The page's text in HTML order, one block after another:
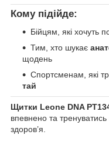
Кому підійде:
Бійцям, які хочуть
Тим, хто шукає
щодень
Спортсменам, які
тай
Щитки Leone DNA
впевнено та
здоров’я.